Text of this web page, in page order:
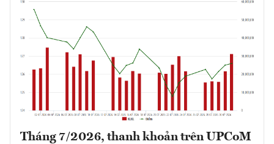
Tháng 7/2026, thanh khoản trên UPCoM